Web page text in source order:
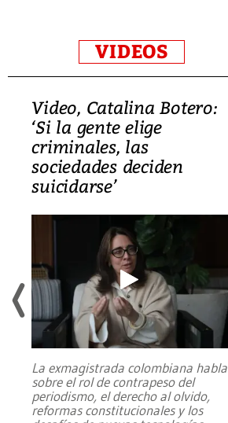
VIDEOS
Video, Catalina Botero:
‘Si la gente elige
criminales, las
sociedades deciden
suicidarse’
La exmagistrada colombiana habla
sobre el rol de contrapeso del
periodismo, el derecho al olvido,
reformas constitucionales y los